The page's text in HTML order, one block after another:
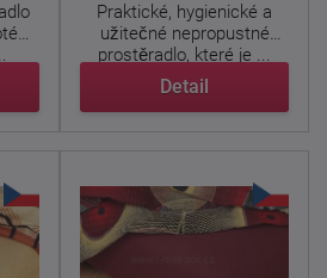
Praktické, hygienické a
užitečné nepropustné
prostěradlo, které je ...
Detail